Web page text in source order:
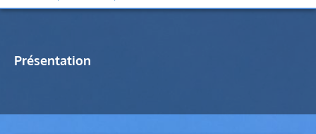
Présentation